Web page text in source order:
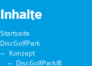
Inhalte
Startseite
DiscGolfPark
Konzept
DiscGolfPark®